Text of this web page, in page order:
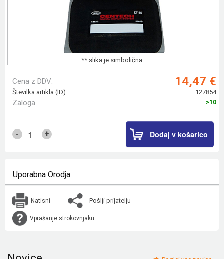
** slika je simbolična
Cena z DDV: 14,47 €
Številka artikla (ID): 127854
Zaloga >10
- + Dodaj v košarico
Uporabna Orodja
Natisni Pošlji prijatelju
Vprašanje strokovnjaku